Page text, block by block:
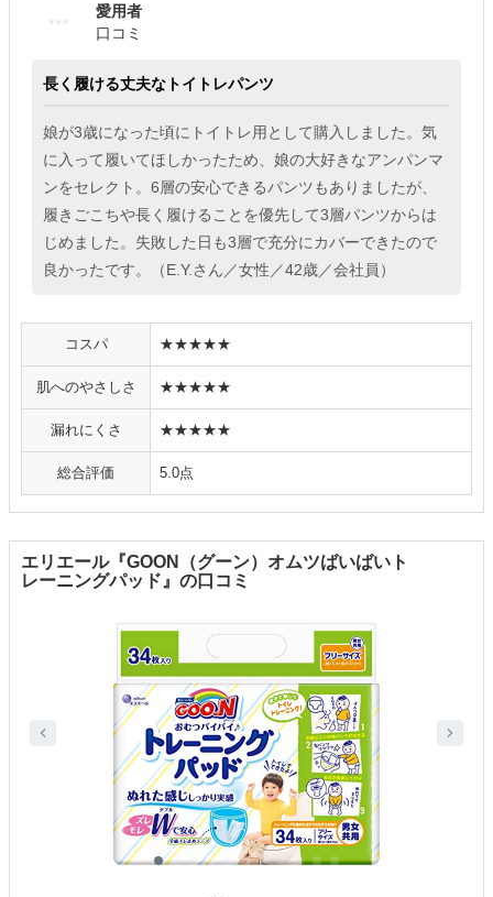
愛用者
口コミ
長く履ける丈夫なトイトレパンツ
娘が3歳になった頃にトイトレ用として購入しました。気
に入って履いてほしかったため、娘の大好きなアンパンマ
ンをセレクト。6層の安心できるパンツもありましたが、
履きごこちや長く履けることを優先して3層パンツからは
じめました。失敗した日も3層で充分にカバーできたので
良かったです。（E.Y.さん／女性／42歳／会社員）
コスパ ★★★★★
肌へのやさしさ ★★★★★
漏れにくさ ★★★★★
総合評価 5.0点
エリエール『GOON（グーン）オムツばいばいト
レーニングパッド』の口コミ